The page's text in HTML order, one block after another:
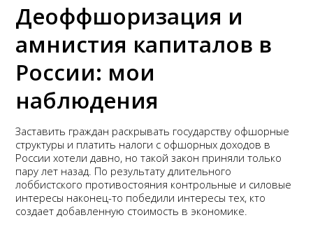
Деоффшоризация и
амнистия капиталов в
России: мои
наблюдения
Заставить граждан раскрывать государству офшорные
структуры и платить налоги с офшорных доходов в
России хотели давно, но такой закон приняли только
пару лет назад. По результату длительного
лоббистского противостояния контрольные и силовые
интересы наконец-то победили интересы тех, кто
создает добавленную стоимость в экономике.